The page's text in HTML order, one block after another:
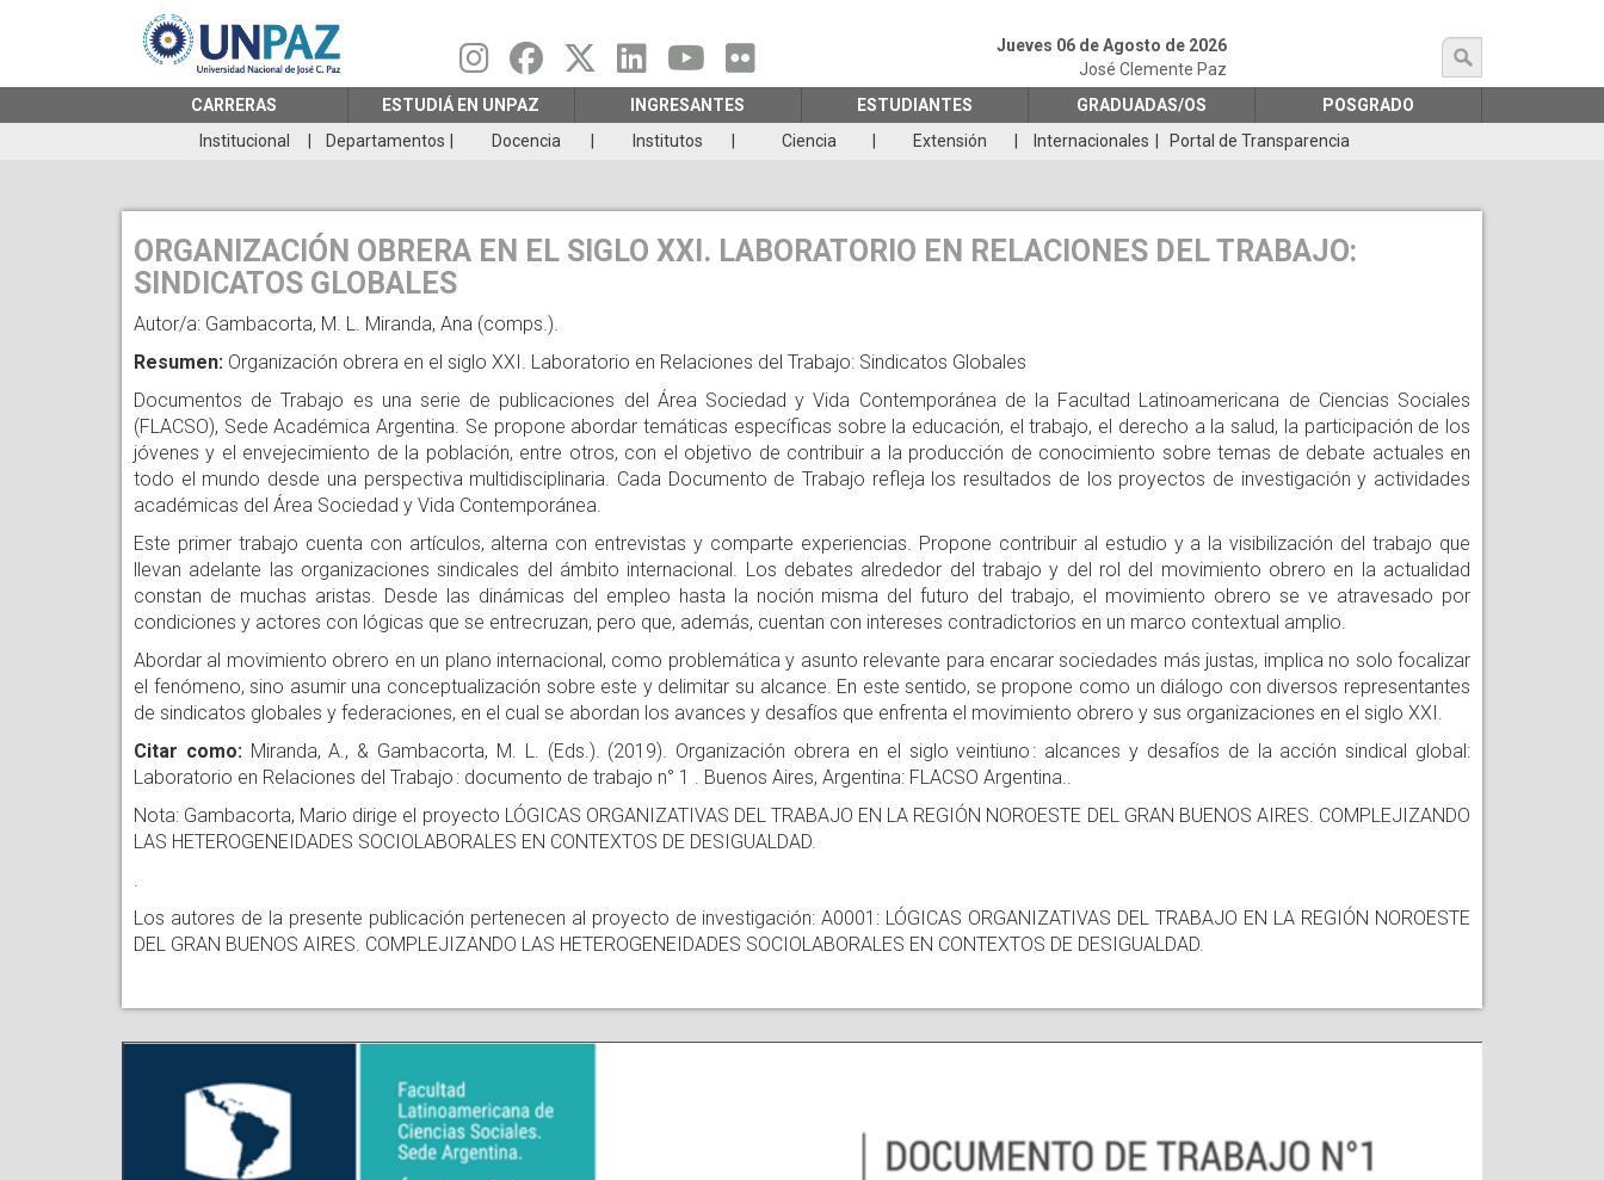
principal
búsqueda
Jueves 06 de Agosto de 2026
José Clemente Paz
CARRERAS
ESTUDIÁ EN UNPAZ INGRESANTES ESTUDIANTES GRADUADAS/OS
POSGRADO
Institucional
Departamentos Docencia Institutos Ciencia Extensión Internacionales Portal de Transparencia
ORGANIZACIÓN OBRERA EN EL SIGLO XXI. LABORATORIO EN RELACIONES DEL TRABAJO:
SINDICATOS GLOBALES
Autor/a: Gambacorta, M. L. Miranda, Ana (comps.).
Resumen: Organización obrera en el siglo XXI. Laboratorio en Relaciones del Trabajo: Sindicatos Globales
Documentos de Trabajo es una serie de publicaciones del Área Sociedad y Vida Contemporánea de la Facultad Latinoamericana de Ciencias Sociales
(FLACSO), Sede Académica Argentina. Se propone abordar temáticas específicas sobre la educación, el trabajo, el derecho a la salud, la participación de los
jóvenes y el envejecimiento de la población, entre otros, con el objetivo de contribuir a la producción de conocimiento sobre temas de debate actuales en
todo el mundo desde una perspectiva multidisciplinaria. Cada Documento de Trabajo refleja los resultados de los proyectos de investigación y actividades
académicas del Área Sociedad y Vida Contemporánea.
Este primer trabajo cuenta con artículos, alterna con entrevistas y comparte experiencias. Propone contribuir al estudio y a la visibilización del trabajo que
llevan adelante las organizaciones sindicales del ámbito internacional. Los debates alrededor del trabajo y del rol del movimiento obrero en la actualidad
constan de muchas aristas. Desde las dinámicas del empleo hasta la noción misma del futuro del trabajo, el movimiento obrero se ve atravesado por
condiciones y actores con lógicas que se entrecruzan, pero que, además, cuentan con intereses contradictorios en un marco contextual amplio.
Abordar al movimiento obrero en un plano internacional, como problemática y asunto relevante para encarar sociedades más justas, implica no solo focalizar
el fenómeno, sino asumir una conceptualización sobre este y delimitar su alcance. En este sentido, se propone como un diálogo con diversos representantes
de sindicatos globales y federaciones, en el cual se abordan los avances y desafíos que enfrenta el movimiento obrero y sus organizaciones en el siglo XXI.
Citar como: Miranda, A., & Gambacorta, M. L. (Eds.). (2019). Organización obrera en el siglo veintiuno : alcances y desafíos de la acción sindical global:
Laboratorio en Relaciones del Trabajo : documento de trabajo n° 1 . Buenos Aires, Argentina: FLACSO Argentina..
Nota: Gambacorta, Mario dirige el proyecto LÓGICAS ORGANIZATIVAS DEL TRABAJO EN LA REGIÓN NOROESTE DEL GRAN BUENOS AIRES. COMPLEJIZANDO
LAS HETEROGENEIDADES SOCIOLABORALES EN CONTEXTOS DE DESIGUALDAD.
Los autores de la presente publicación pertenecen al proyecto de investigación: A0001: LÓGICAS ORGANIZATIVAS DEL TRABAJO EN LA REGIÓN NOROESTE
DEL GRAN BUENOS AIRES. COMPLEJIZANDO LAS HETEROGENEIDADES SOCIOLABORALES EN CONTEXTOS DE DESIGUALDAD.